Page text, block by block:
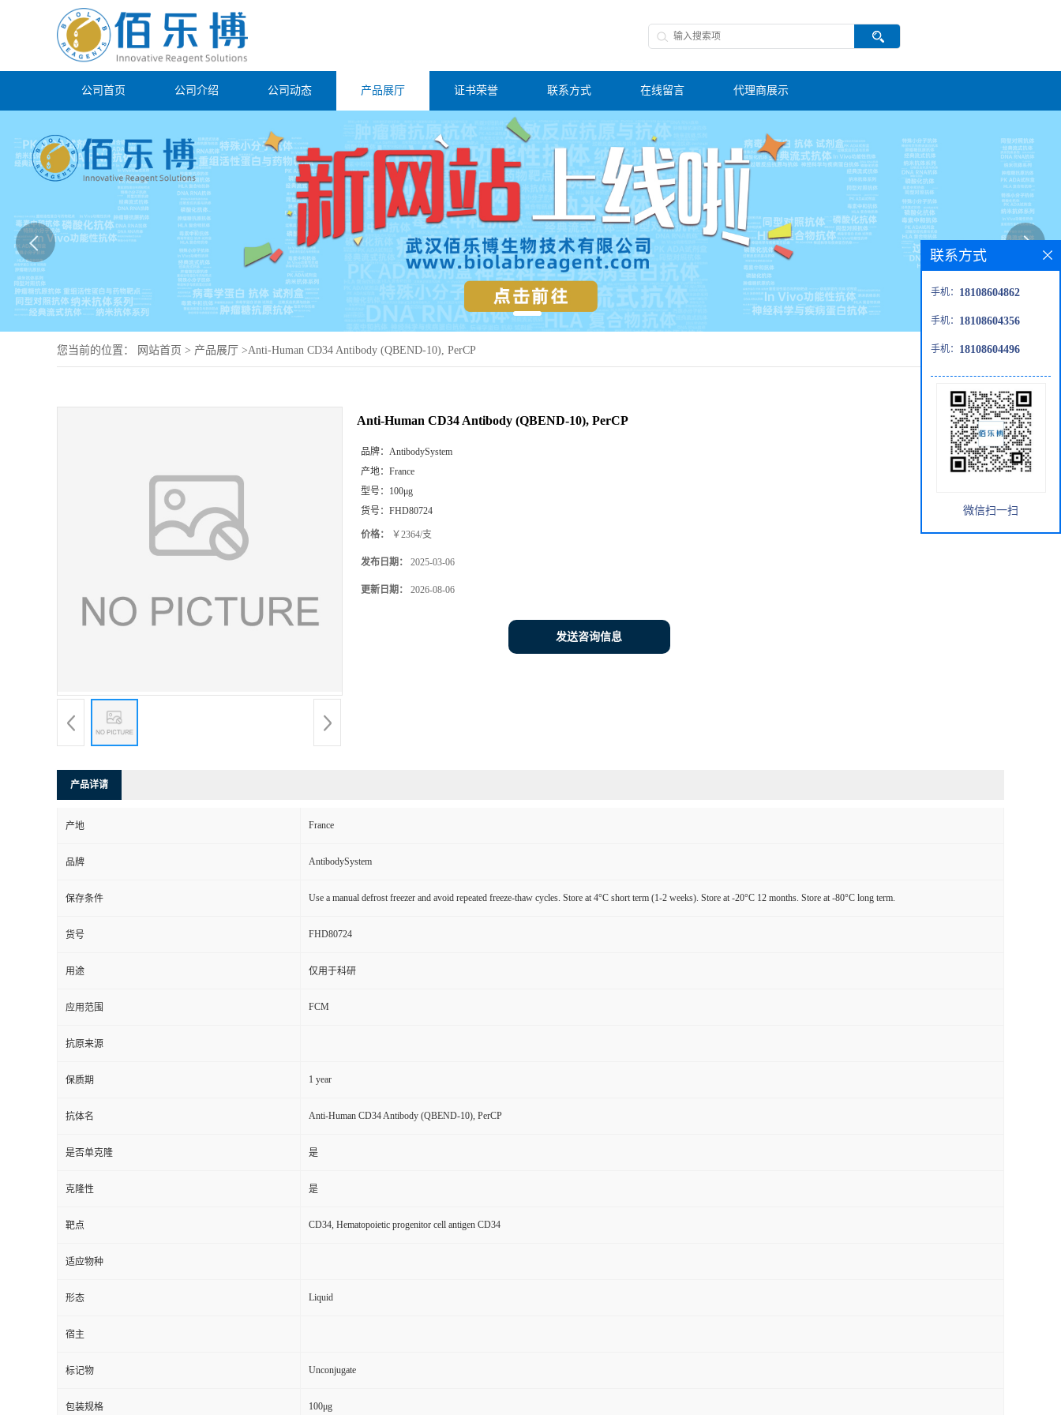
公司首页 公司介绍 公司动态 产品展厅 证书荣誉 联系方式 在线留言 代理商展示
您当前的位置： 网站首页 > 产品展厅 >Anti-Human CD34 Antibody (QBEND-10), PerCP
Anti-Human CD34 Antibody (QBEND-10), PerCP
品牌： AntibodySystem
产地： France
型号： 100μg
货号： FHD80724
价格： ￥2364/支
发布日期： 2025-03-06
更新日期： 2026-08-06
发送咨询信息
产品详请
产地 France
品牌 AntibodySystem
保存条件 Use a manual defrost freezer and avoid repeated freeze-thaw cycles. Store at 4°C short term (1-2 weeks). Store at -20°C 12 months. Store at -80°C long term.
货号 FHD80724
用途 仅用于科研
应用范围 FCM
抗原来源
保质期 1 year
抗体名 Anti-Human CD34 Antibody (QBEND-10), PerCP
是否单克隆 是
克隆性 是
靶点 CD34, Hematopoietic progenitor cell antigen CD34
适应物种
形态 Liquid
宿主
标记物 Unconjugate
包装规格 100μg
联系方式
手机： 18108604862
手机： 18108604356
手机： 18108604496
微信扫一扫